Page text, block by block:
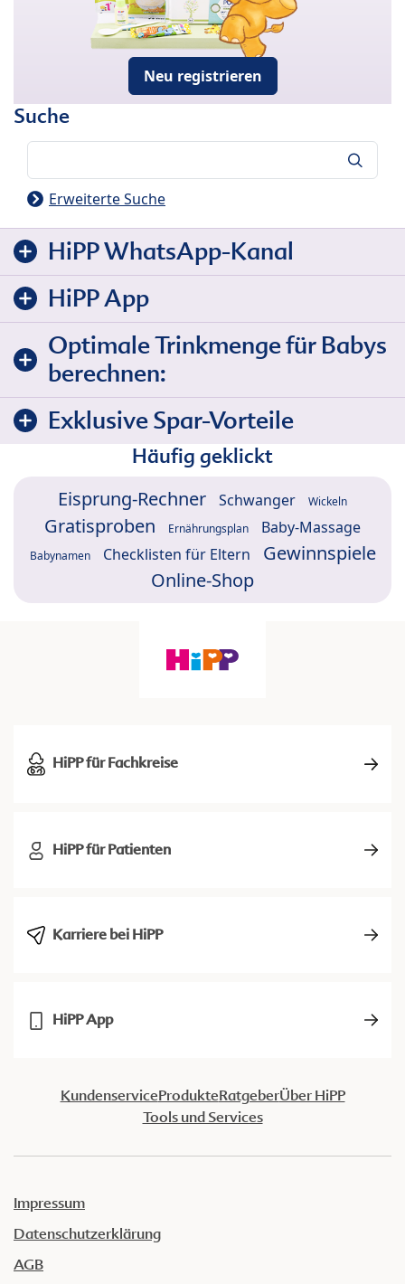
Neu registrieren
Suche
Erweiterte Suche
HiPP WhatsApp-Kanal
HiPP App
Optimale Trinkmenge für Babys
berechnen:
Exklusive Spar-Vorteile
Häufig geklickt
Eisprung-Rechner Schwanger Wickeln
Gratisproben Ernährungsplan Baby-Massage
Babynamen Checklisten für Eltern
Gewinnspiele
Online-Shop
HiPP für Fachkreise
HiPP für Patienten
Karriere bei HiPP
HiPP App
KundenserviceProdukteRatgeberÜber HiPP
Tools und Services
Impressum
Datenschutzerklärung
AGB